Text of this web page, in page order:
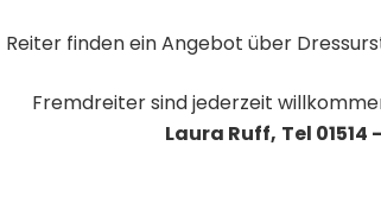
Reiter finden ein Angebot über
Fremdreiter sind jederzeit
Laura Ruff, Tel 01514